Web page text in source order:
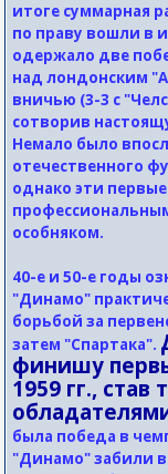
итоге суммарная
по праву вошли в
одержало две
над лондонским
вничью (3-3 с
сотворив
Немало было
отечественного
однако эти
особняком.
40-е и 50-е годы
"Динамо"
борьбой за
затем "Спартака".
финишу
1959 гг., став
была победа в
"Динамо" забили в